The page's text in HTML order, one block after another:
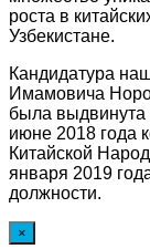
роста в
Узбекистане.
Кандидатура
Имамовича
была
июне 2018 года
Китайской
января 2019
должности.
×